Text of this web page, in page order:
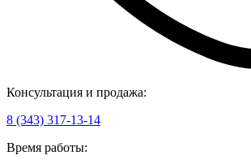
Консультация и продажа:
8 (343) 317-13-14
Время работы: